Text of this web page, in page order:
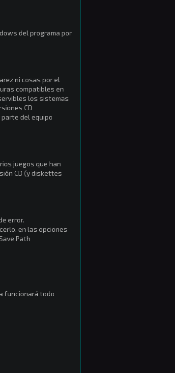
del programa por
ni cosas por el
compatibles en
los sistemas
CD
del equipo
juegos que han
CD (y diskettes
error.
en las opciones
Path
funcionará todo